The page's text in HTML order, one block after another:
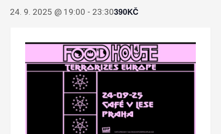
24. 9. 2025 @ 19:00 - 23:30390KČ